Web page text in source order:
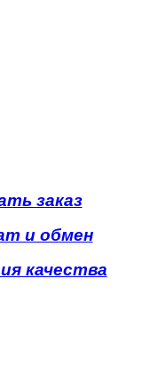
заказ
и обмен
качества